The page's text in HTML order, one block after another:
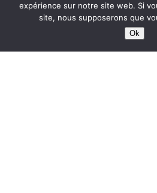
expérience sur notre site web. Si
site, nous supposerons que
Ok